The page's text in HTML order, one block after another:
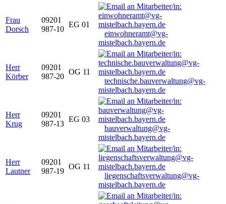
Frau
Dorsch
09201
987-10
EG 01
einwohneramt@vg-
mistelbach.bayern.de
Herr
Körber
09201
987-20
OG 11
technische.bauverwaltung@vg-
mistelbach.bayern.de
Herr
Krug
09201
987-13
EG 03
bauverwaltung@vg-
mistelbach.bayern.de
Herr
Lautner
09201
987-19
OG 11
liegenschaftsverwaltung@vg-
mistelbach.bayern.de